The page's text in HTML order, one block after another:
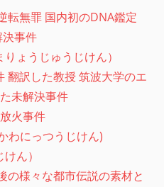
転無罪 国内初のDNA鑑定
事件
ょうじゅうじけん）
翻訳した教授 筑波大学のエ
未解決事件
火事件
わにっつうじけん)
ん）
の様々な都市伝説の素材と